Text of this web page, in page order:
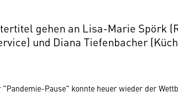
gehen an Lisa-Marie Spörk
und Diana Tiefenbacher
Pause" konnte heuer wieder der